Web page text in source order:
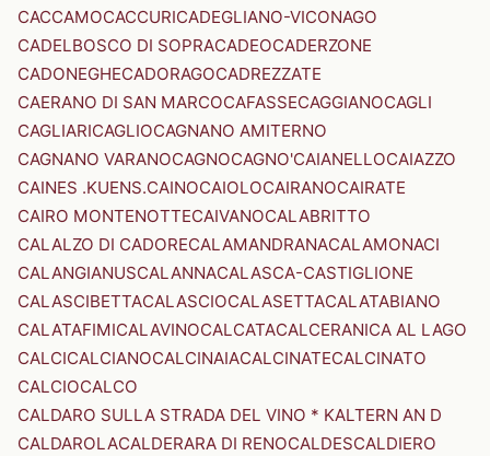
CACCAMOCACCURICADEGLIANO-VICONAGO
CADELBOSCO DI SOPRACADEOCADERZONE
CADONEGHECADORAGOCADREZZATE
CAERANO DI SAN MARCOCAFASSECAGGIANOCAGLI
CAGLIARICAGLIOCAGNANO AMITERNO
CAGNANO VARANOCAGNOCAGNO'CAIANELLOCAIAZZO
CAINES .KUENS.CAINOCAIOLOCAIRANOCAIRATE
CAIRO MONTENOTTECAIVANOCALABRITTO
CALALZO DI CADORECALAMANDRANACALAMONACI
CALANGIANUSCALANNACALASCA-CASTIGLIONE
CALASCIBETTACALASCIOCALASETTACALATABIANO
CALATAFIMICALAVINOCALCATACALCERANICA AL LAGO
CALCICALCIANOCALCINAIACALCINATECALCINATO
CALCIOCALCO
CALDARO SULLA STRADA DEL VINO * KALTERN AN D
CALDAROLACALDERARA DI RENOCALDESCALDIERO